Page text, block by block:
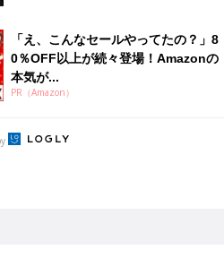
「え、こんなセールやってたの？」8
0％OFF以上が続々登場！Amazonの
本気が...
PR（Amazon）